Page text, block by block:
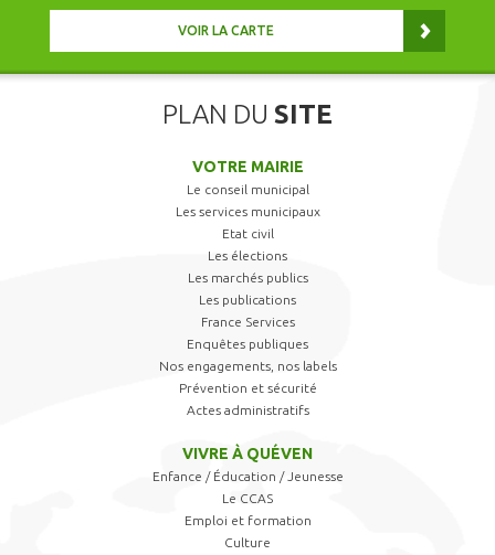
VOIR LA CARTE
PLAN DU SITE
VOTRE MAIRIE
Le conseil municipal
Les services municipaux
Etat civil
Les élections
Les marchés publics
Les publications
France Services
Enquêtes publiques
Nos engagements, nos labels
Prévention et sécurité
Actes administratifs
VIVRE À QUÉVEN
Enfance / Éducation / Jeunesse
Le CCAS
Emploi et formation
Culture